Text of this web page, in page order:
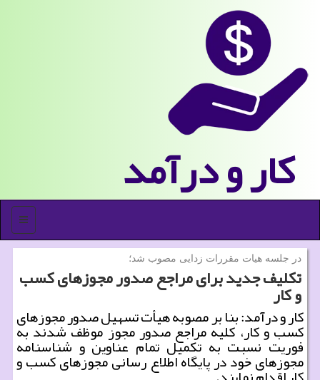
كار و درآمد
منو
در جلسه هیات مقررات زدایی مصوب شد؛
تكلیف جدید برای مراجع صدور مجوزهای كسب
و كار
كار و درآمد: بنا بر مصوبه هیأت تسهیل صدور مجوزهای
كسب و كار، كلیه مراجع صدور مجوز موظف شدند به
فوریت نسبت به تكمیل تمام عناوین و شناسنامه
مجوزهای خود در پایگاه اطلاع رسانی مجوزهای كسب و